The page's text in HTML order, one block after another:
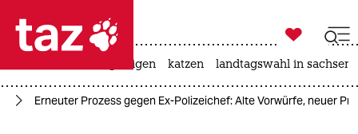
 taz zahl ich
taz zahl ich

taz zahl ich
bergsteigen katzen landtagswahl in
Erneuter Prozess gegen Ex-Polizeichef: Alte Vorwürfe, neuer